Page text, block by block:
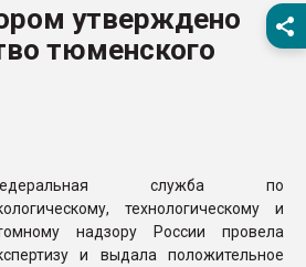
Материал поверхности
вакуумного
утверждено
тюменского
служба по
технологическому и
надзору России провела
и выдала положительное